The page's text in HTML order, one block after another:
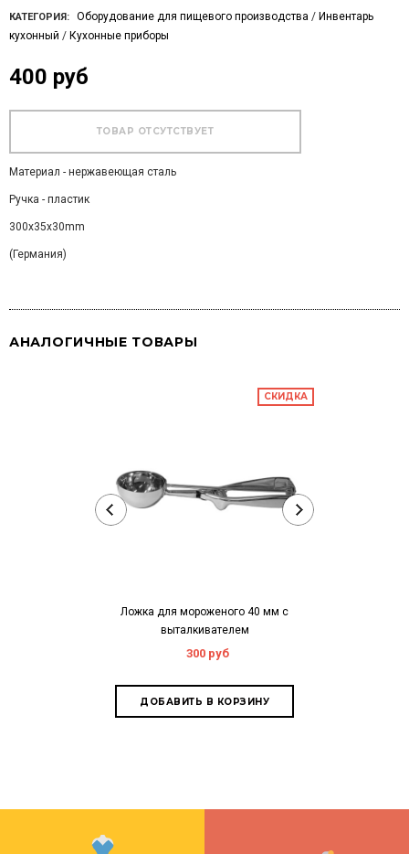
КАТЕГОРИЯ: Оборудование для пищевого производства / Инвентарь
кухонный / Кухонные приборы
400 руб
Материал - нержавеющая сталь
Ручка - пластик
300x35x30mm
(Германия)
АНАЛОГИЧНЫЕ ТОВАРЫ
СКИДКА
Ложка для мороженого 40 мм с
выталкивателем
300 руб